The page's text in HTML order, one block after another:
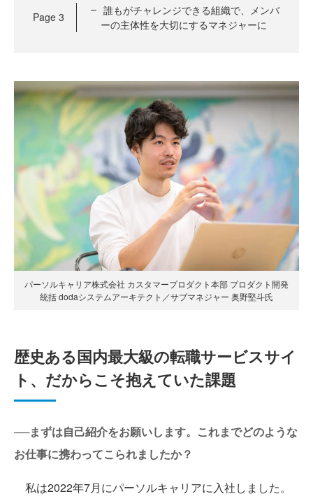
Page 3
誰もがチャレンジできる組織で、メンバ
ーの主体性を大切にするマネジャーに
パーソルキャリア株式会社 カスタマープロダクト本部 プロダクト開発
統括 dodaシステムアーキテクト／サブマネジャー 奥野堅斗氏
歴史ある国内最大級の転職サービスサイ
ト、だからこそ抱えていた課題
──まずは自己紹介をお願いします。これまでどのような
お仕事に携わってこられましたか？
私は2022年7月にパーソルキャリアに入社しました。